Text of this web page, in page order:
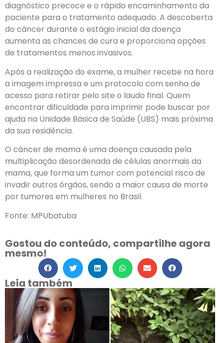
diagnóstico precoce e o rápido encaminhamento da
paciente para o tratamento adequado. A descoberta
do câncer durante o estágio inicial da doença
aumenta as chances de cura e proporciona opções
de tratamentos menos invasivos.
Após a realização do exame, a mulher recebe na hora
a imagem impressa e um protocolo com senha de
acesso para retirar pelo site o laudo final. Quem
encontrar dificuldade para imprimir pode buscar por
ajuda na Unidade Básica de Saúde (UBS) mais próxima
da sua residência.
O câncer de mama é uma doença causada pela
multiplicação desordenada de células anormais da
mama, que forma um tumor com potencial risco de
invadir outros órgãos, sendo a maior causa de morte
por tumores em mulheres no Brasil.
Fonte: MPUbatuba
Gostou do conteúdo, compartilhe agora
mesmo!
Leia também